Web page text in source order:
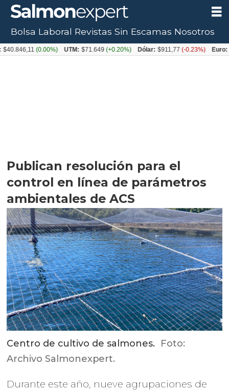
Publican resolución para el
control en línea de parámetros
ambientales de ACS
Centro de cultivo de salmones. Foto:
Archivo Salmonexpert.
Durante este año, nueve agrupaciones de
Bolsa Laboral Revistas Sin Escamas Nosotros
(0.00%) UTM: $71.649 (+0.20%) Dólar: $911,77 (-0.23%) Euro: